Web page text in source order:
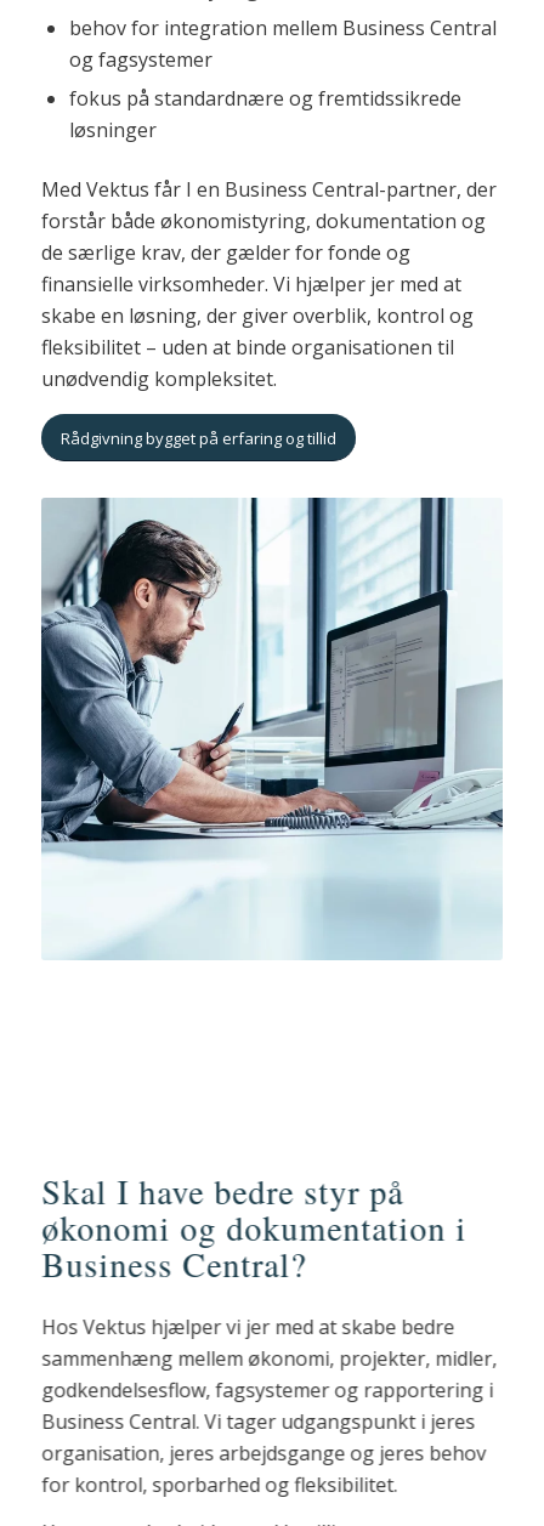
behov for integration mellem Business Central
og fagsystemer
fokus på standardnære og fremtidssikrede
løsninger
Med Vektus får I en Business Central-partner, der
forstår både økonomistyring, dokumentation og
de særlige krav, der gælder for fonde og
finansielle virksomheder. Vi hjælper jer med at
skabe en løsning, der giver overblik, kontrol og
fleksibilitet – uden at binde organisationen til
unødvendig kompleksitet.
Rådgivning bygget på erfaring og tillid
Skal I have bedre styr på
økonomi og dokumentation i
Business Central?
Hos Vektus hjælper vi jer med at skabe bedre
sammenhæng mellem økonomi, projekter, midler,
godkendelsesflow, fagsystemer og rapportering i
Business Central. Vi tager udgangspunkt i jeres
organisation, jeres arbejdsgange og jeres behov
for kontrol, sporbarhed og fleksibilitet.